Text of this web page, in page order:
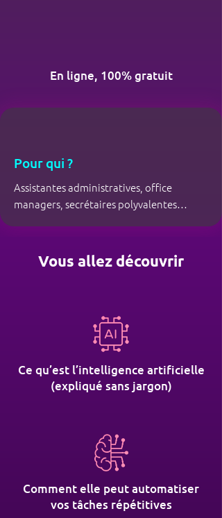
En ligne, 100% gratuit
Pour qui ?
Assistantes administratives, office
managers, secrétaires polyvalentes…
Vous allez découvrir
Ce qu’est l’intelligence artificielle
(expliqué sans jargon)
Comment elle peut automatiser
vos tâches répétitives